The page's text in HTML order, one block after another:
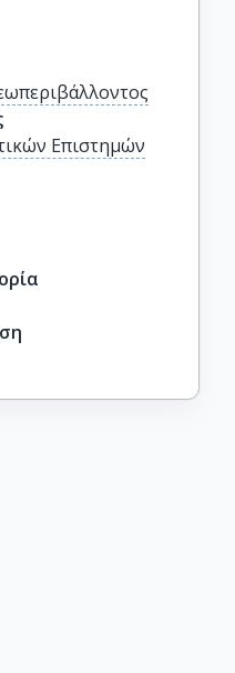
Επιστημών